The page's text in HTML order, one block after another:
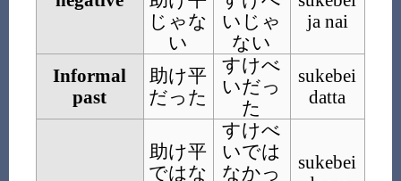
じゃな
い
いじゃ
ない
ja nai
Informal
past
助け平
だった
すけべ
いだっ
た
sukebei
datta
助け平
ではな
すけべ
いでは
なかっ
sukebei